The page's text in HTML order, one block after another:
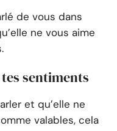
de vous dans
ne vous aime
sentiments
et qu’elle ne
valables, cela